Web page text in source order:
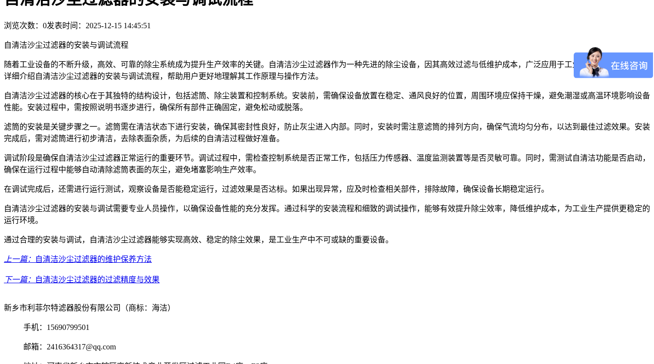
浏览次数： 0发表时间：2025-12-15 14:45:51
自清洁沙尘过滤器的安装与调试流程
随着工业设备的不断升级，高效、可靠的除尘系统成为提升生产效率的关键。自清洁沙尘过滤器作为一种先进的除尘设备，因其高效过滤与低维护成本，广泛应用于工业生产环境中。本文将
详细介绍自清洁沙尘过滤器的安装与调试流程，帮助用户更好地理解其工作原理与操作方法。
自清洁沙尘过滤器的核心在于其独特的结构设计，包括滤筒、除尘装置和控制系统。安装前，需确保设备放置在稳定、通风良好的位置，周围环境应保持干燥，避免潮湿或高温环境影响设备
性能。安装过程中，需按照说明书逐步进行，确保所有部件正确固定，避免松动或脱落。
滤筒的安装是关键步骤之一。滤筒需在清洁状态下进行安装，确保其密封性良好，防止灰尘进入内部。同时，安装时需注意滤筒的排列方向，确保气流均匀分布，以达到最佳过滤效果。安装
完成后，需对滤筒进行初步清洁，去除表面杂质，为后续的自清洁过程做好准备。
调试阶段是确保自清洁沙尘过滤器正常运行的重要环节。调试过程中，需检查控制系统是否正常工作，包括压力传感器、温度监测装置等是否灵敏可靠。同时，需测试自清洁功能是否启动，
确保在运行过程中能够自动清除滤筒表面的灰尘，避免堵塞影响生产效率。
在调试完成后，还需进行运行测试，观察设备是否能稳定运行，过滤效果是否达标。如果出现异常，应及时检查相关部件，排除故障，确保设备长期稳定运行。
自清洁沙尘过滤器的安装与调试需要专业人员操作，以确保设备性能的充分发挥。通过科学的安装流程和细致的调试操作，能够有效提升除尘效率，降低维护成本，为工业生产提供更稳定的
运行环境。
通过合理的安装与调试，自清洁沙尘过滤器能够实现高效、稳定的除尘效果，是工业生产中不可或缺的重要设备。
上一篇： 自清洁沙尘过滤器的维护保养方法
下一篇： 自清洁沙尘过滤器的过滤精度与效果
新乡市利菲尔特滤器股份有限公司（商标：海洁）
手机：15690799501
邮箱：2416364317@qq.com